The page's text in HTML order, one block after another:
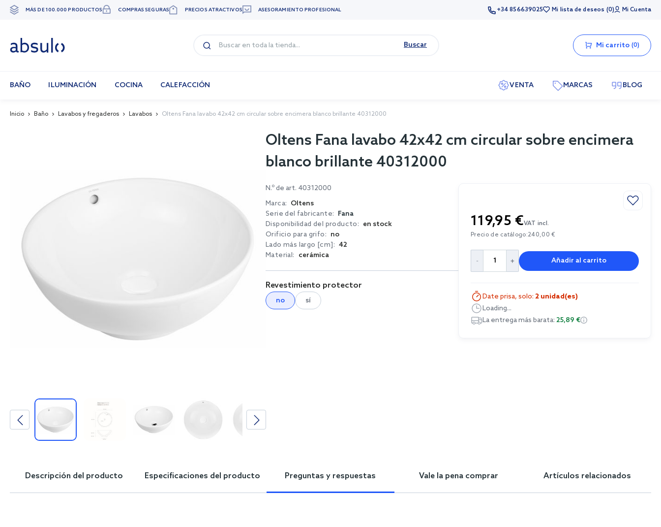
Ir
MÁS DE 100.000 PRODUCTOS COMPRAS SEGURAS PRECIOS ATRACTIVOS ASESORAMIENTO PROFESIONAL +34 856639025 Mi lista de deseos 0 Mi Cuenta
Buscar Mi carrito 0
BAÑO ILUMINACIÓN COCINA CALEFACCIÓN VENTA MARCAS BLOG
Inicio Baño Lavabos y fregaderos Lavabos Oltens Fana lavabo 42x42 cm circular sobre encimera blanco brillante 40312000
beginning
Oltens Fana lavabo 42x42 cm circular sobre encimera
blanco brillante 40312000
N.º de art. 40312000
Marca: Oltens
Serie del fabricante: Fana
Disponibilidad del producto: en stock
Orificio para grifo: no
Lado más largo [cm]: 42
Material:
cerámica
Revestimiento protector
no sí
119,95 €VAT incl.
Precio de catálogo:240,00 €
Añadir al carrito
Date prisa, solo: 2 unidad(es)
Loading...
La entrega más barata: 25,89 €
Descripción del producto Especificaciones del producto Preguntas y respuestas Vale la pena comprar Artículos relacionados